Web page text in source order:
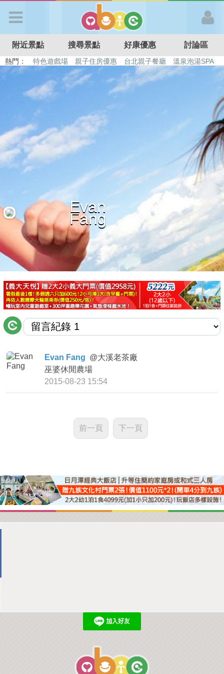
APP登入
首 頁
搜尋景點
好康優惠
最新留言
商家合作
推薦景點
討論區
聯絡我們
APP下載
附近景點 搜尋景點 好康優惠 討論區
熱門： 特色遊戲場 親子住房優惠 台北親子餐廳
溫泉泡湯SPA
溜滑梯民宿
觀光工廠 日本親子景點
Evan
Fang
Evan Fang @大溪老茶廠
巫婆休閒農場
2015-08-23 15:54
前一頁 下一頁